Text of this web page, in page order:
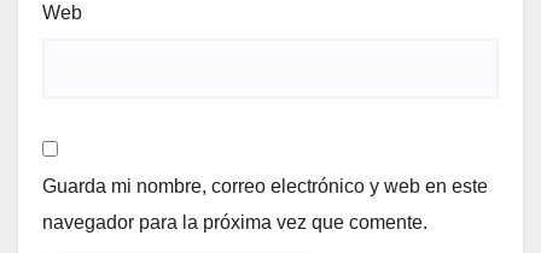
Web
Guarda mi nombre, correo electrónico y web en este
navegador para la próxima vez que comente.